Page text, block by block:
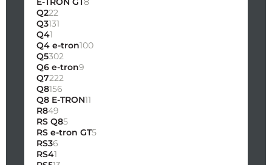
Q222
Q3131
Q41
Q4 e-tron100
Q5302
Q6 e-tron9
Q7222
Q8156
Q8 E-TRON11
R849
RS Q85
RS e-tron GT5
RS36
RS41